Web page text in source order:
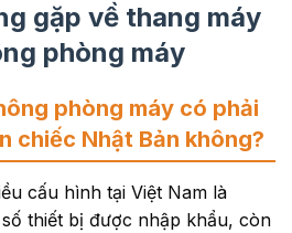
gặp về thang máy
phòng máy
phòng máy có phải
chiếc Nhật Bản không?
cấu hình tại Việt Nam là
thiết bị được nhập khẩu, còn